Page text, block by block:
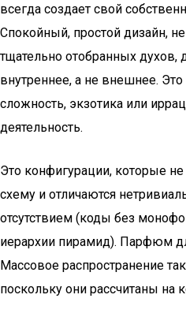
всегда создает свой
Спокойный, простой дизайн,
тщательно отобранных духов,
внутреннее, а не внешнее.
сложность, экзотика или
деятельность.
Это конфигурации, которые
схему и отличаются
отсутствием (коды без
иерархии пирамид). Парфюм
Массовое распространение
поскольку они рассчитаны на